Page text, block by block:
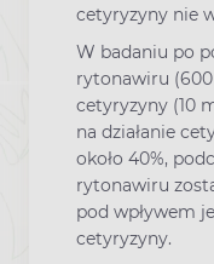
cetyryzyny nie
W badaniu po
rytonawiru
cetyryzyny (10
na działanie
około 40%,
rytonawiru
pod wpływem
cetyryzyny.